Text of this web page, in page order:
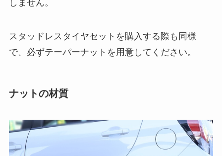
しません。
スタッドレスタイヤセットを購入する際も同様
で、必ずテーパーナットを用意してください。
ナットの材質